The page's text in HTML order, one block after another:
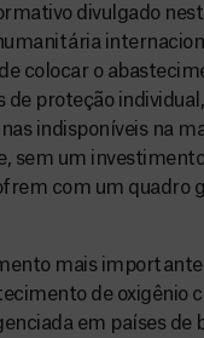
divulgado
colocar o
de proteção
indisponíveis na
sem um
com um quadro
mais
de oxigênio
em países de